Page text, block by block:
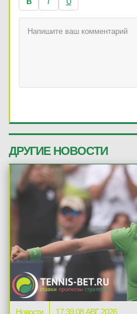
ДРУГИЕ НОВОСТИ
Новости 17:39 08 АВГ 2026